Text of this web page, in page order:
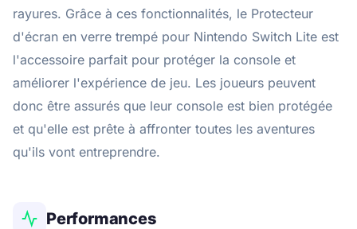
rayures. Grâce à ces fonctionnalités, le Protecteur
d'écran en verre trempé pour Nintendo Switch Lite est
l'accessoire parfait pour protéger la console et
améliorer l'expérience de jeu. Les joueurs peuvent
donc être assurés que leur console est bien protégée
et qu'elle est prête à affronter toutes les aventures
qu'ils vont entreprendre.
Performances